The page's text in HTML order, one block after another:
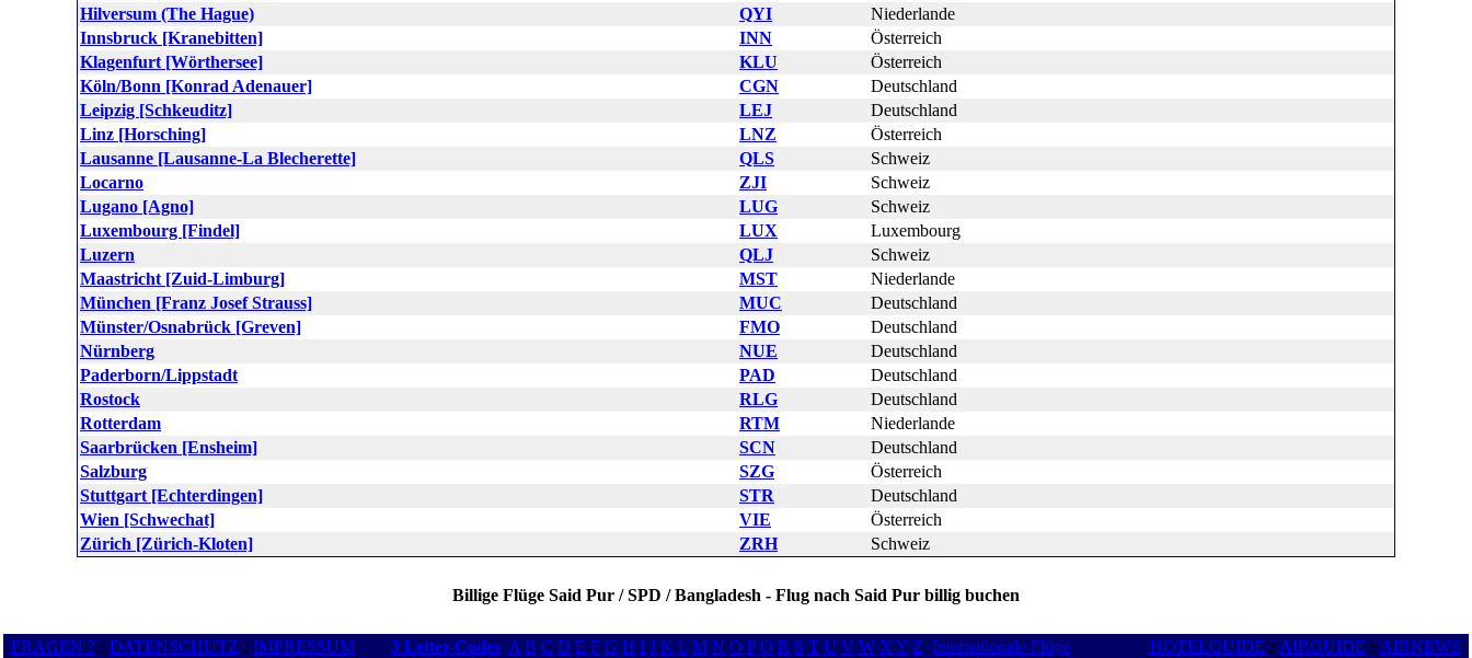
Hilversum (The Hague)
QYI
Niederlande
Innsbruck [Kranebitten]
INN
Österreich
Klagenfurt [Wörthersee]
KLU
Österreich
Köln/Bonn [Konrad Adenauer]
CGN
Deutschland
Leipzig [Schkeuditz]
LEJ
Deutschland
Linz [Horsching]
LNZ
Österreich
Lausanne [Lausanne-La Blecherette]
QLS
Schweiz
Locarno
ZJI
Schweiz
Lugano [Agno]
LUG
Schweiz
Luxembourg [Findel]
LUX
Luxembourg
Luzern
QLJ
Schweiz
Maastricht [Zuid-Limburg]
MST
Niederlande
München [Franz Josef Strauss]
MUC
Deutschland
Münster/Osnabrück [Greven]
FMO
Deutschland
Nürnberg
NUE
Deutschland
Paderborn/Lippstadt
PAD
Deutschland
Rostock
RLG
Deutschland
Rotterdam
RTM
Niederlande
Saarbrücken [Ensheim]
SCN
Deutschland
Salzburg
SZG
Österreich
Stuttgart [Echterdingen]
STR
Deutschland
Wien [Schwechat]
VIE
Österreich
Zürich [Zürich-Kloten]
ZRH Schweiz
Billige Flüge Said Pur / SPD / Bangladesh - Flug nach Said Pur billig buchen
FRAGEN ? : DATENSCHUTZ : IMPRESSUM 3 Letter-Codes A B C D E F G H I J K L M N O P Q R S T U V W X Y Z Internationale Flüge HOTELGUIDE : AIRGUIDE : AIRNEWS